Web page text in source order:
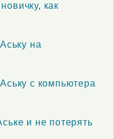
как
на
с компьютера
и не потерять